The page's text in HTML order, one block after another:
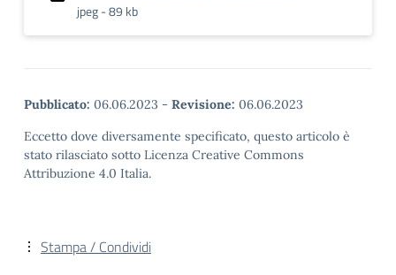
jpeg - 89 kb
Pubblicato: 06.06.2023 - Revisione: 06.06.2023
Eccetto dove diversamente specificato, questo articolo è
stato rilasciato sotto Licenza Creative Commons
Attribuzione 4.0 Italia.
Stampa / Condividi